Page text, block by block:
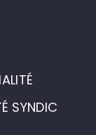
SYNDIC